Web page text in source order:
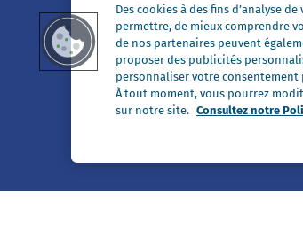
Tous nos sites
Président Professionnel
Des cookies à des fins d’analyse
permettre, de mieux comprendre
de nos partenaires peuvent
proposer des publicités
personnaliser votre
À tout moment, vous pourrez
sur notre site. Consultez notre